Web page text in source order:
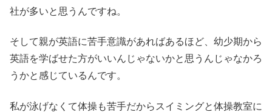
社が多いと思うんですね。
そして親が英語に苦手意識があればあるほど、幼少期から
英語を学ばせた方がいいんじゃないかと思うんじゃなかろ
うかと感じているんです。
私が泳げなくて体操も苦手だからスイミングと体操教室に